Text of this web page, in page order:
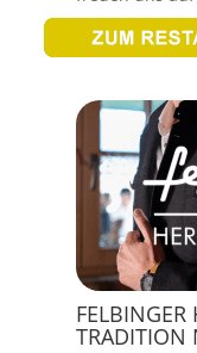
FELBINGER
TRADITION